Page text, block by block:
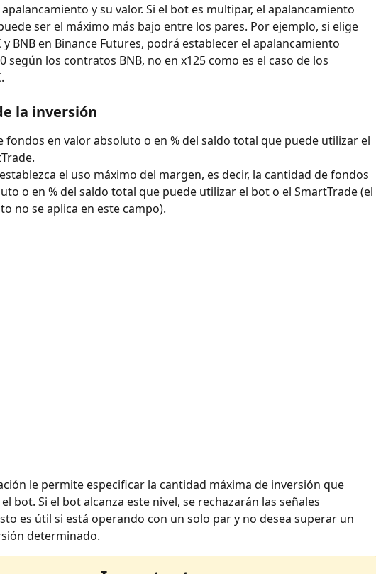
y su valor. Si el bot es multipar, el apalancamiento
ser el máximo más bajo entre los pares. Por ejemplo, si elige
y BNB en Binance Futures, podrá establecer el apalancamiento
según los contratos BNB, no en x125 como es el caso de los
la inversión
fondos en valor absoluto o en % del saldo total que puede utilizar el
el uso máximo del margen, es decir, la cantidad de fondos
o en % del saldo total que puede utilizar el bot o el SmartTrade (el
no se aplica en este campo).
le permite especificar la cantidad máxima de inversión que
bot. Si el bot alcanza este nivel, se rechazarán las señales
es útil si está operando con un solo par y no desea superar un
determinado.